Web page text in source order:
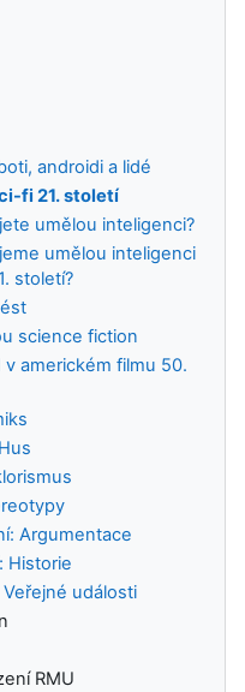
androidi a lidé
fi 21. století
umělou inteligenci?
umělou inteligenci
století?
science fiction
v americkém filmu 50.
Argumentace
Historie
události
RMU